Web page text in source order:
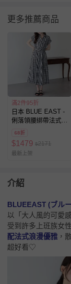
更多推薦商品
滿2件95折
日本 BLUE EAST -
俐落領腰綁帶法式袖
顯瘦洋裝-小格子-黑
68折
$1479 $2171
最新上架
介紹
BLUEEAST (ブル
以「大人風的可愛
受到許多上班族女
配法式浪漫優雅 ，
超好看♡